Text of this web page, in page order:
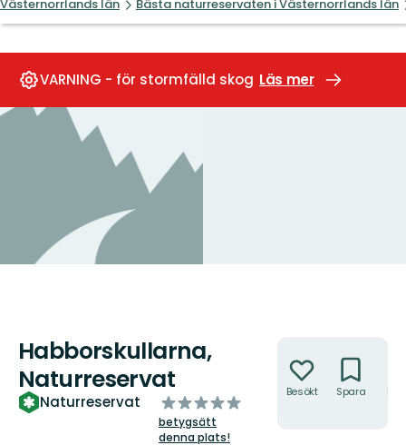
Västernorrlands län Bästa naturreservaten i Västernorrlands län
VARNING - för stormfälld skog Läs mer
Habborskullarna,
Naturreservat
Naturreservat
av
5
stjärnor
betygsätt
denna plats!
Besökt Spara